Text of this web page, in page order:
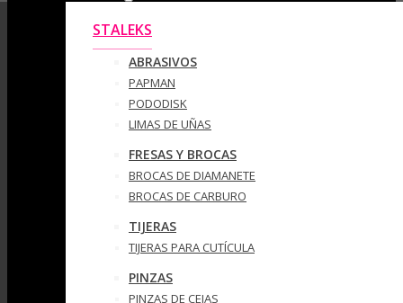
STALEKS
ABRASIVOS
PAPMAN
PODODISK
LIMAS DE UÑAS
FRESAS Y BROCAS
BROCAS DE DIAMANETE
BROCAS DE CARBURO
TIJERAS
TIJERAS PARA CUTÍCULA
PINZAS
PINZAS DE CEJAS